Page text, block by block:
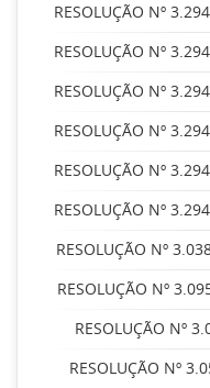
RESOLUÇÃO Nº
RESOLUÇÃO Nº
RESOLUÇÃO Nº
RESOLUÇÃO Nº
RESOLUÇÃO Nº
RESOLUÇÃO Nº
RESOLUÇÃO Nº
RESOLUÇÃO Nº
RESOLUÇÃO Nº
RESOLUÇÃO Nº